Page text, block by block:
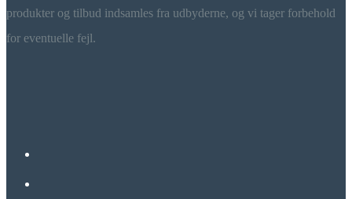
produkter og tilbud indsamles fra udbyderne, og vi tager forbehold
for eventuelle fejl.